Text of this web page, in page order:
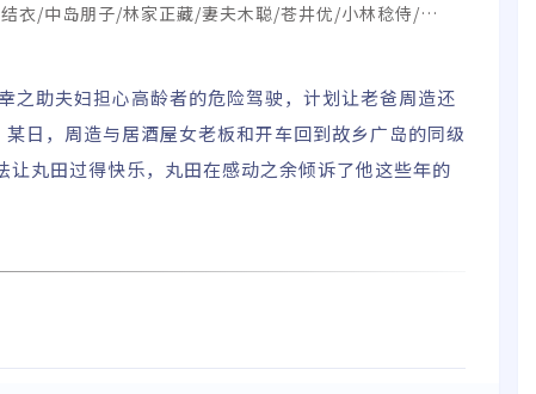
中岛朋子/林家正藏/妻夫木聪/苍井优/小林稔侍/风
之助夫妇担心高龄者的危险驾驶，计划让老爸周造还
日，周造与居酒屋女老板和开车回到故乡广岛的同级
丸田过得快乐，丸田在感动之余倾诉了他这些年的